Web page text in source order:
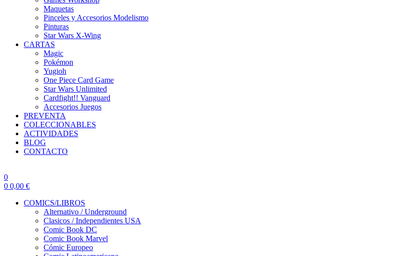
Maquetas
Pinceles y Accesorios Modelismo
Pinturas
Star Wars X-Wing
CARTAS
Magic
Pokémon
Yugioh
One Piece Card Game
Star Wars Unlimited
Cardfight!! Vanguard
Accesorios Juegos
PREVENTA
COLECCIONABLES
ACTIVIDADES
BLOG
CONTACTO
0
0 0,00 €
COMICS/LIBROS
Alternativo / Underground
Clasicos / Independientes USA
Comic Book DC
Comic Book Marvel
Cómic Europeo